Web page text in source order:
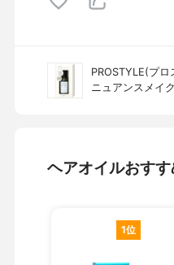
PROSTYLE(プロ
ニュアンスメイ
ヘアオイルおす
1位